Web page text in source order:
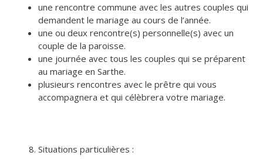
une rencontre commune avec les autres couples qui
demandent le mariage au cours de l’année.
une ou deux rencontre(s) personnelle(s) avec un
couple de la paroisse.
une journée avec tous les couples qui se préparent
au mariage en Sarthe.
plusieurs rencontres avec le prêtre qui vous
accompagnera et qui célèbrera votre mariage.
Situations particulières :